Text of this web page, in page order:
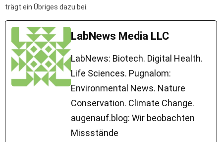
trägt ein Übriges dazu bei.
LabNews Media LLC
LabNews: Biotech. Digital Health.
Life Sciences. Pugnalom:
Environmental News. Nature
Conservation. Climate Change.
augenauf.blog: Wir beobachten
Missstände